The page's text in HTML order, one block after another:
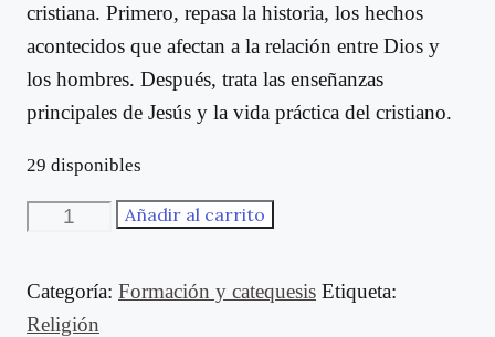
cristiana. Primero, repasa la historia, los hechos
acontecidos que afectan a la relación entre Dios y
los hombres. Después, trata las enseñanzas
principales de Jesús y la vida práctica del cristiano.
29 disponibles
Quiero
algo
de
Añadir al carrito
Categoría: Formación y catequesis Etiqueta:
Religión